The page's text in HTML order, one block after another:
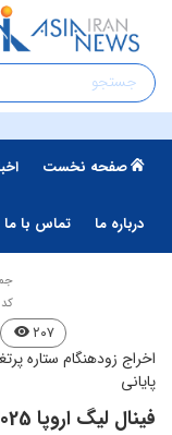
صفحه نخست
درباره ما تماس با ما
جمعه /
کد
۲۰۷
اخراج زودهنگام ستاره
پایانی
فینال لیگ اروپا 2025: استون ویلا - فرایبورگ!